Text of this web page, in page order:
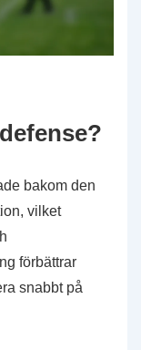
bakom den
vilket
förbättrar
snabbt på